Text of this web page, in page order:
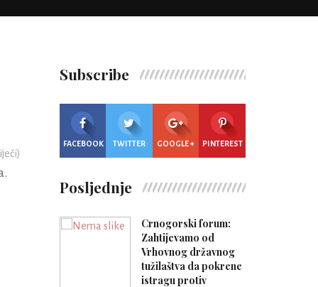
Subscribe
FACEBOOK TWITTER GOOGLE + PINTEREST
Posljednje
Crnogorski forum:
Zahtijevamo od
Vrhovnog državnog
tužilaštva da pokrene
istragu protiv